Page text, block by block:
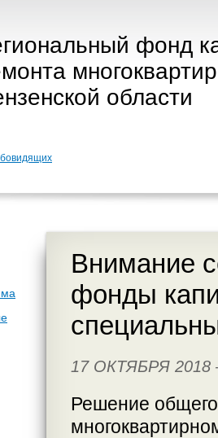
фонд
области
Внимание
фонды
17 ОКТЯБРЯ
Решение